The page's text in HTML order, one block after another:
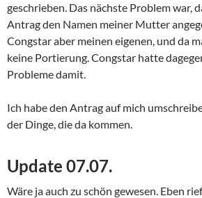
geschrieben. Das nächste Problem war,
Antrag den Namen meiner Mutter
Congstar aber meinen eigenen, und da
keine Portierung. Congstar hatte
Probleme damit.
Ich habe den Antrag auf mich
der Dinge, die da kommen.
Update 07.07.
Wäre ja auch zu schön gewesen. Eben